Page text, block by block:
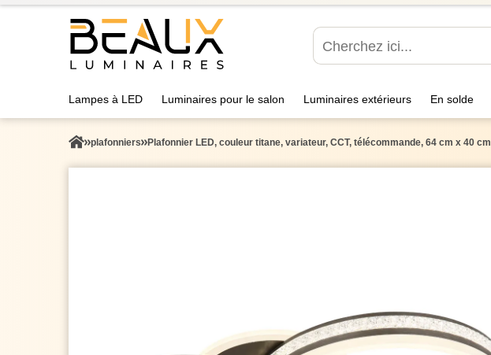
Lampes à LED Luminaires pour le salon Luminaires extérieurs En solde
plafonniers Plafonnier LED, couleur titane, variateur, CCT, télécommande, 64 cm x 40 cm